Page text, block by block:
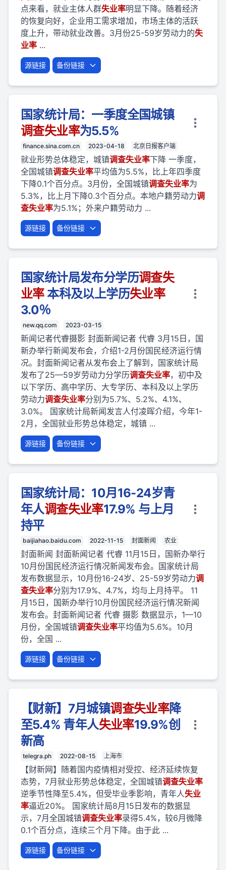
点来看，就业主体人群失业率明显下降。随着经济
的恢复向好，企业用工需求增加，市场主体的活跃
度上升，带动就业改善。3月份25-59岁劳动力的失
业率 ...
源链接 备份链接
国家统计局：一季度全国城镇
调查失业率为5.5%
finance.sina.com.cn 2023-04-18 北京日报客户端
就业形势总体稳定，城镇调查失业率下降 一季度，
全国城镇调查失业率平均值为5.5%，比上年四季度
下降0.1个百分点。3月份，全国城镇调查失业率为
5.3%，比上月下降0.3个百分点。本地户籍劳动力调
查失业率为5.1%；外来户籍劳动力 ...
源链接 备份链接
国家统计局发布分学历调查失
业率本科及以上学历失业率
3.0％
new.qq.com 2023-03-15
新闻记者代睿摄影 封面新闻记者 代睿 3月15日，国
新办举行新闻发布会，介绍1-2月份国民经济运行情
况。封面新闻记者从发布会上了解到，国家统计局
发布了25—59岁劳动力分学历调查失业率，初中及
以下学历、高中学历、大专学历、本科及以上学历
劳动力调查失业率分别为5.7%、5.2%、4.1%、
3.0%。 国家统计局新闻发言人付凌晖介绍，今年1-
2月，全国就业形势总体稳定，城镇 ...
源链接 备份链接
国家统计局：10月16-24岁青
年人调查失业率17.9% 与上月
持平
baijiahao.baidu.com 2022-11-15 封面新闻 农业
封面新闻 封面新闻记者 代睿 11月15日，国新办举行
10月份国民经济运行情况新闻发布会。国家统计局
发布数据显示，10月份16-24岁、25-59岁劳动力调
查失业率分别为17.9%、4.7%，均与上月持平。 11
月15日，国新办举行10月份国民经济运行情况新闻
发布会。封面新闻记者 代睿 摄影 数据显示，1—10
月份，全国城镇调查失业率平均值为5.6%。10月
份，全国 ...
源链接 备份链接
【财新】7月城镇调查失业率降
至5.4% 青年人失业率19.9%创
新高
telegra.ph 2022-08-15 上海市
【财新网】随着国内疫情相对受控、经济延续恢复
态势，7月就业形势总体稳定，全国城镇调查失业率
逆季节性降至5.4%，但受毕业季影响，青年人失业
率逼近20%。 国家统计局8月15日发布的数据显
示，7月全国城镇调查失业率录得5.4%，较6月微降
0.1个百分点，连续三个月下降。由于此 ...
源链接 备份链接